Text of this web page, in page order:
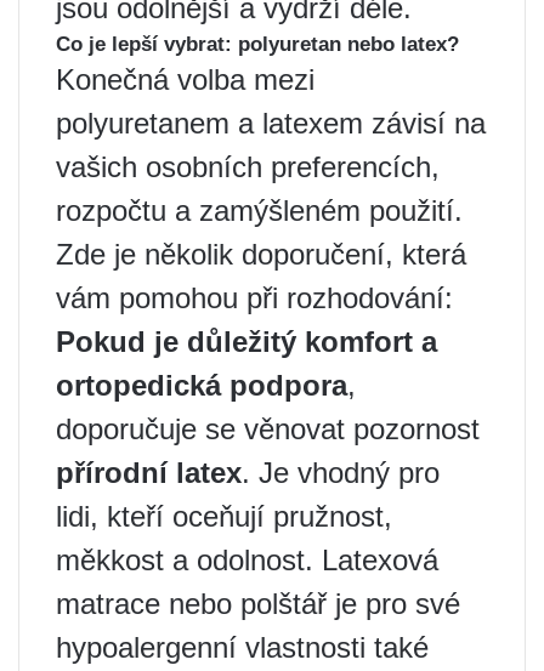
jsou odolnější a vydrží déle.
Co je lepší vybrat: polyuretan nebo latex?
Konečná volba mezi
polyuretanem a latexem závisí na
vašich osobních preferencích,
rozpočtu a zamýšleném použití.
Zde je několik doporučení, která
vám pomohou při rozhodování:
Pokud je důležitý komfort a
ortopedická podpora,
doporučuje se věnovat pozornost
přírodní latex. Je vhodný pro
lidi, kteří oceňují pružnost,
měkkost a odolnost. Latexová
matrace nebo polštář je pro své
hypoalergenní vlastnosti také